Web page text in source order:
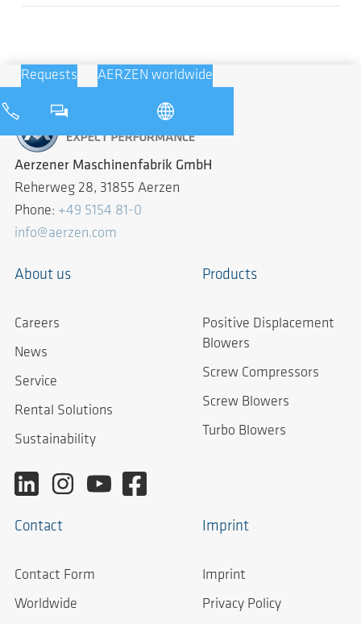
Requests AERZEN worldwide
Aerzener Maschinenfabrik GmbH
Reherweg 28, 31855 Aerzen
Phone: +49 5154 81-0
info@aerzen.com
About us
Careers
News
Service
Rental Solutions
Sustainability
Products
Positive Displacement
Blowers
Screw Compressors
Screw Blowers
Turbo Blowers
Contact
Contact Form
Worldwide
Imprint
Imprint
Privacy Policy